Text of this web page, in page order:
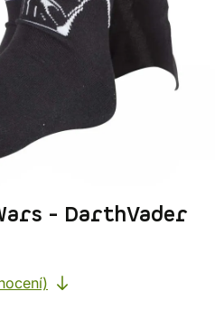
- DarthVader